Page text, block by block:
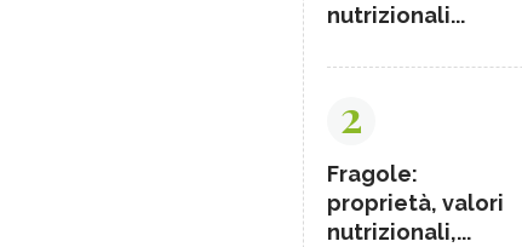
nutrizionali...
2
Fragole:
proprietà, valori
nutrizionali,...